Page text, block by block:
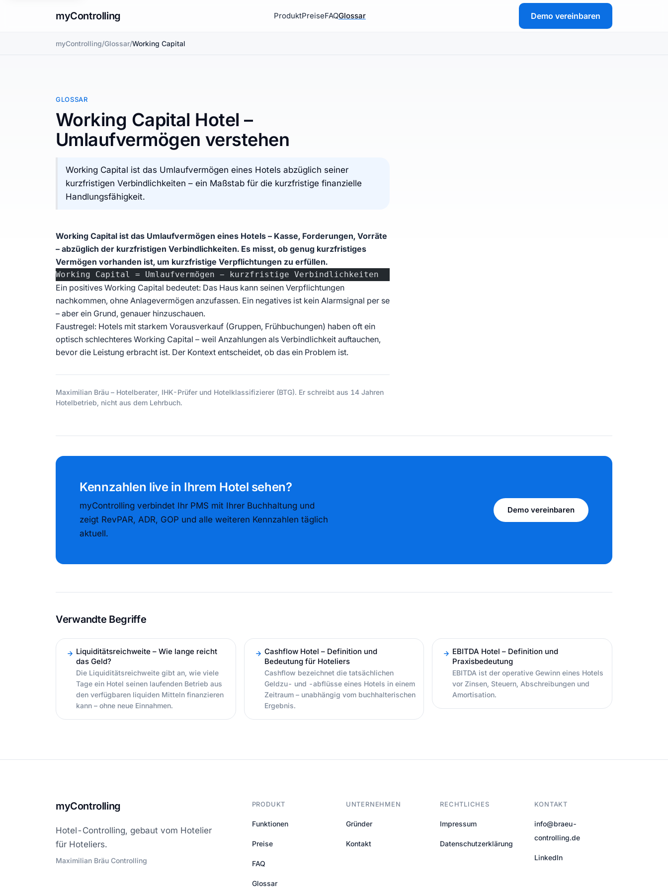
myControlling ProduktPreiseFAQGlossar Demo vereinbaren
myControlling/Glossar/Working Capital
GLOSSAR
Working Capital Hotel –
Umlaufvermögen verstehen
Working Capital ist das Umlaufvermögen eines Hotels abzüglich seiner
kurzfristigen Verbindlichkeiten – ein Maßstab für die kurzfristige finanzielle
Handlungsfähigkeit.
Working Capital ist das Umlaufvermögen eines Hotels – Kasse, Forderungen, Vorräte
– abzüglich der kurzfristigen Verbindlichkeiten. Es misst, ob genug kurzfristiges
Vermögen vorhanden ist, um kurzfristige Verpflichtungen zu erfüllen.
Working Capital = Umlaufvermögen − kurzfristige Verbindlichkeiten
Ein positives Working Capital bedeutet: Das Haus kann seinen Verpflichtungen
nachkommen, ohne Anlagevermögen anzufassen. Ein negatives ist kein Alarmsignal per se
– aber ein Grund, genauer hinzuschauen.
Faustregel: Hotels mit starkem Vorausverkauf (Gruppen, Frühbuchungen) haben oft ein
optisch schlechteres Working Capital – weil Anzahlungen als Verbindlichkeit auftauchen,
bevor die Leistung erbracht ist. Der Kontext entscheidet, ob das ein Problem ist.
Maximilian Bräu – Hotelberater, IHK-Prüfer und Hotelklassifizierer (BTG). Er schreibt aus 14 Jahren
Hotelbetrieb, nicht aus dem Lehrbuch.
Kennzahlen live in Ihrem Hotel sehen?
myControlling verbindet Ihr PMS mit Ihrer Buchhaltung und
zeigt RevPAR, ADR, GOP und alle weiteren Kennzahlen täglich
aktuell.
Demo vereinbaren
Verwandte Begriffe
Liquiditätsreichweite – Wie lange reicht
das Geld?
Die Liquiditätsreichweite gibt an, wie viele
Tage ein Hotel seinen laufenden Betrieb aus
den verfügbaren liquiden Mitteln finanzieren
kann – ohne neue Einnahmen.
Cashflow Hotel – Definition und
Bedeutung für Hoteliers
Cashflow bezeichnet die tatsächlichen
Geldzu- und -abflüsse eines Hotels in einem
Zeitraum – unabhängig vom buchhalterischen
Ergebnis.
EBITDA Hotel – Definition und
Praxisbedeutung
EBITDA ist der operative Gewinn eines Hotels
vor Zinsen, Steuern, Abschreibungen und
Amortisation.
myControlling
Hotel-Controlling, gebaut vom Hotelier
für Hoteliers.
Maximilian Bräu Controlling
PRODUKT
Funktionen
Preise
FAQ
Glossar
UNTERNEHMEN
Gründer
Kontakt
RECHTLICHES
Impressum
Datenschutzerklärung
KONTAKT
info@braeu-
controlling.de
LinkedIn